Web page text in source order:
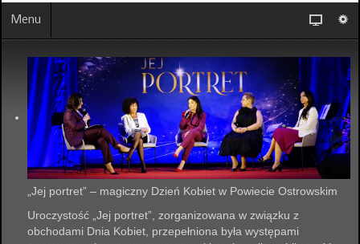
Menu
„Jej portret” – magiczny Dzień Kobiet w Powiecie Ostrowskim
Uroczystość „Jej portret”, zorganizowana w związku z
obchodami Dnia Kobiet, przepełniona była występami